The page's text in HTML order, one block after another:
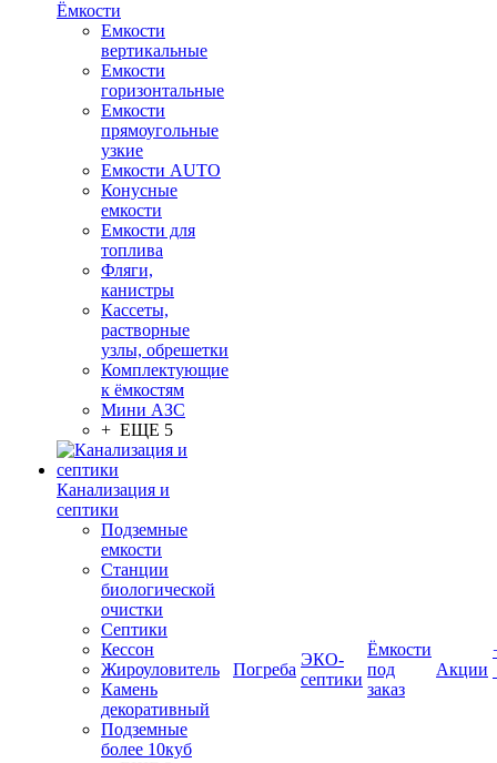
Ёмкости
Емкости
вертикальные
Емкости
горизонтальные
Емкости
прямоугольные
узкие
Емкости АUТО
Конусные
емкости
Емкости для
топлива
Фляги,
канистры
Кассеты,
растворные
узлы, обрешетки
Комплектующие
к ёмкостям
Мини АЗС
+ ЕЩЕ 5
Канализация и
септики
Подземные
емкости
Станции
биологической
очистки
Септики
Кессон
Жироуловитель
Камень
декоративный
Подземные
более 10куб
Погреба
ЭКО-
септики
Ёмкости
под
заказ
Акции